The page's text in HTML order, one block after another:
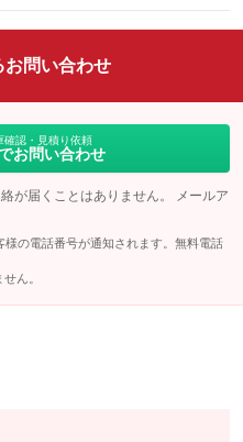
お問い合わせ
確認・見積り依頼
お問い合わせ
が届くことはありません。 メールア
の電話番号が通知されます。無料電話
ん。